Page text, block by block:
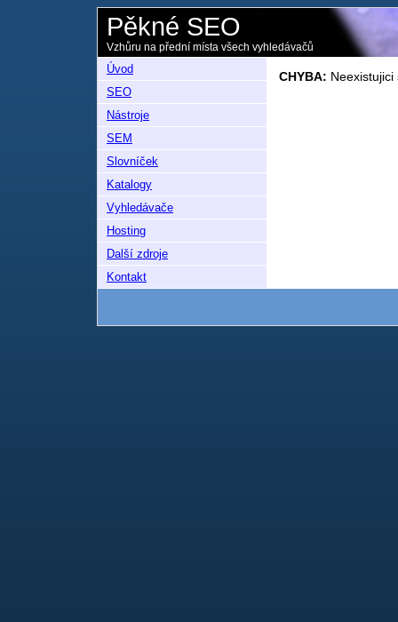
Pěkné SEO
Vzhůru na přední místa všech vyhledávačů
CHYBA: Neexistujici
Úvod
SEO
Nástroje
SEM
Slovníček
Katalogy
Vyhledávače
Hosting
Další zdroje
Kontakt